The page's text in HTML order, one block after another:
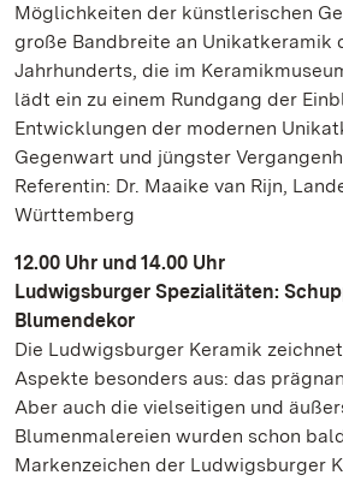
Möglichkeiten der künstlerischen
große Bandbreite an Unikatkeramik
Jahrhunderts, die im
lädt ein zu einem Rundgang der
Entwicklungen der modernen
Gegenwart und jüngster
Referentin: Dr. Maaike van Rijn,
Württemberg
12.00 Uhr und 14.00 Uhr
Ludwigsburger Spezialitäten:
Blumendekor
Die Ludwigsburger Keramik
Aspekte besonders aus: das
Aber auch die vielseitigen und
Blumenmalereien wurden schon
Markenzeichen der Ludwigsburger